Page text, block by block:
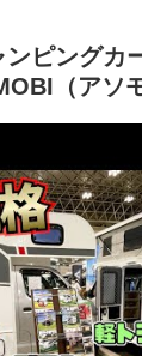
ピングカ
（アソ